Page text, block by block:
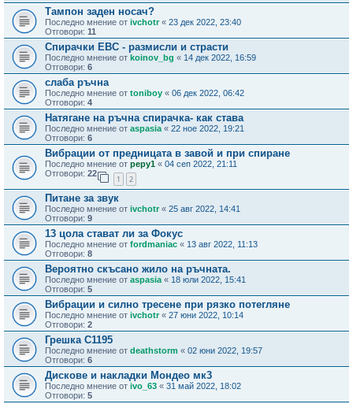
Тампон заден носач?
Последно мнение от ivchotr« 23 дек 2022, 23:40
Отговори: 11
Спирачки EBC - размисли и страсти
Последно мнение от koinov_bg « 14 дек 2022, 16:59
Отговори: 6
слаба ръчна
Последно мнение от toniboy « 06 дек 2022, 06:42
Отговори: 4
Натягане на ръчна спирачка- как става
Последно мнение от aspasia« 22 ное 2022, 19:21
Отговори: 6
Вибрации от предницата в завой и при спиране
Последно мнение от pepy1 « 04 сеп 2022, 21:11
Отговори: 22
1 2
Питане за звук
Последно мнение от ivchotr « 25 авг 2022, 14:41
Отговори: 9
13 цола стават ли за Фокус
Последно мнение от fordmaniac « 13 авг 2022, 11:13
Отговори: 8
Вероятно скъсано жило на ръчната.
Последно мнение от aspasia « 18 юли 2022, 15:41
Отговори: 5
Вибрации и силно тресене при рязко потегляне
Последно мнение от ivchotr« 27 юни 2022, 10:14
Отговори: 2
Грешка C1195
Последно мнение от deathstorm « 02 юни 2022, 19:57
Отговори: 6
Дискове и накладки Мондео мк3
Последно мнение от ivo_63 « 31 май 2022, 18:02
Отговори: 5